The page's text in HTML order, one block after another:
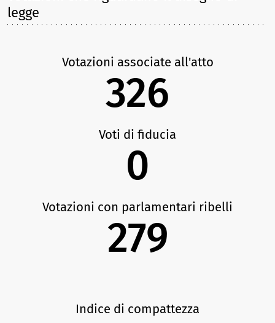
legge
Votazioni associate all'atto
326
Voti di fiducia
0
Votazioni con parlamentari ribelli
279
Indice di compattezza